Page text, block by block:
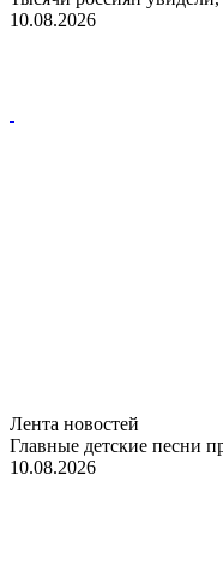
10.08.2026
Лента новостей
Главные детские песни
10.08.2026